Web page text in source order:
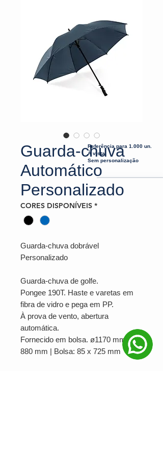
Guarda-chuva
Automático
Personalizado
CORES DISPONÍVEIS *
Guarda-chuva dobrável
Personalizado
Guarda-chuva de golfe.
Pongee 190T. Haste e varetas em
fibra de vidro e pega em PP.
À prova de vento, abertura
automática.
Fornecido em bolsa. ø1170 mm |
880 mm | Bolsa: 85 x 725 mm
Referência para 1.000 un.
À vista
Sem personalização